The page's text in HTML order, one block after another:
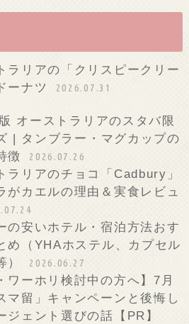
ラリアの「クリスピークリー
ーナツ
2026.07.31
オーストラリアのスタバ限
| タンブラー・マグカップの
徴
2026.07.26
ラリアのチョコ「Cadbury」
がカエルの理由＆実食レビュ
の安いホテル・宿泊方法おす
め（YHAホステル、カプセル
）
2026.06.27
ワーホリ検討中の方へ】7月
マ留」キャンペーンと後悔し
ジェント選びの話【PR】